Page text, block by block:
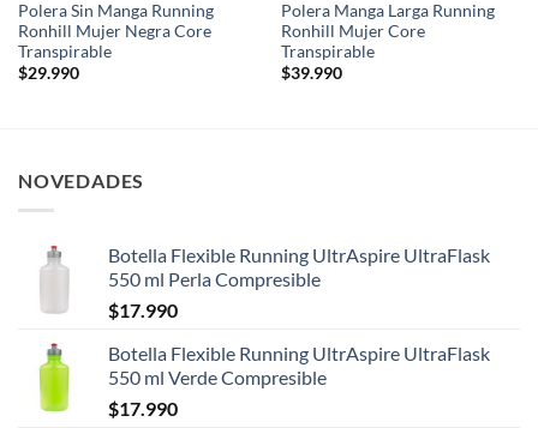
Polera Sin Manga Running
Ronhill Mujer Negra Core
Transpirable
$29.990
Polera Manga Larga Running
Ronhill Mujer Core
Transpirable
$39.990
NOVEDADES
Botella Flexible Running UltrAspire UltraFlask
550 ml Perla Compresible
$17.990
Botella Flexible Running UltrAspire UltraFlask
550 ml Verde Compresible
$17.990